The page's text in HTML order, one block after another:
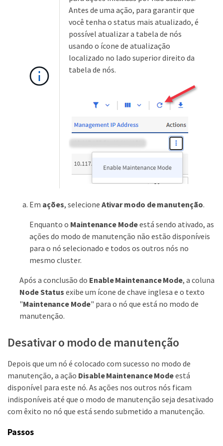
Antes de uma ação, para garantir que
você tenha o status mais atualizado, é
possível atualizar a tabela de nós
usando o ícone de atualização
localizado no lado superior direito da
tabela de nós.
Em ações, selecione Ativar modo de manutenção.
Enquanto o Maintenance Modeestá sendo ativado, as
ações do modo de manutenção não estão disponíveis
para o nó selecionado e todos os outros nós no
mesmo cluster.
Após a conclusão do Enable Maintenance Mode, a coluna
Node Status exibe um ícone de chave inglesa e o texto
"Maintenance Mode" para o nó que está no modo de
manutenção.
Desativar o modo de manutenção
Depois que um nó é colocado com sucesso no modo de
manutenção, a ação Disable Maintenance Modeestá
disponível para este nó. As ações nos outros nós ficam
indisponíveis até que o modo de manutenção seja desativado
com êxito no nó que está sendo submetido a manutenção.
Passos